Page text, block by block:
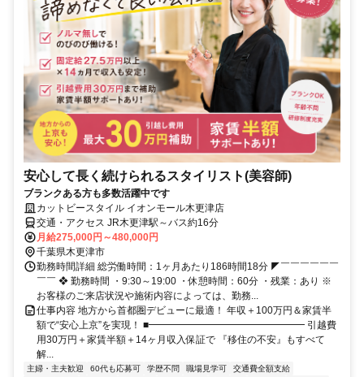
安心して長く続けられるスタイリスト(美容師)
ブランクある方も多数活躍中です
カットビースタイル イオンモール木更津店
交通・アクセス JR木更津駅～バス約16分
月給275,000円～480,000円
千葉県木更津市
勤務時間詳細 総労働時間：1ヶ月あたり186時間18分 ◤￣￣￣￣￣￣
￣￣ ❖ 勤務時間 ・9:30～19:00 ・休憩時間：60分 ・残業：あり ※
お客様のご来店状況や施術内容によっては、勤務...
仕事内容 地方から首都圏デビューに最適！ 年収＋100万円＆家賃半
額で“安心上京”を実現！ ■━━━━━━━━━━━━━━━━ 引越費
用30万円＋家賃半額＋14ヶ月収入保証で 『移住の不安』もすべて
解...
主婦・主夫歓迎 60代も応募可 学歴不問 職場見学可
交通費全額支給